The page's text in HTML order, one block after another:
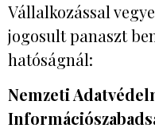
Vállalkozással
jogosult panaszt
hatóságnál:
Nemzeti